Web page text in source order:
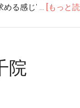
める感じ' … [もっと読
院